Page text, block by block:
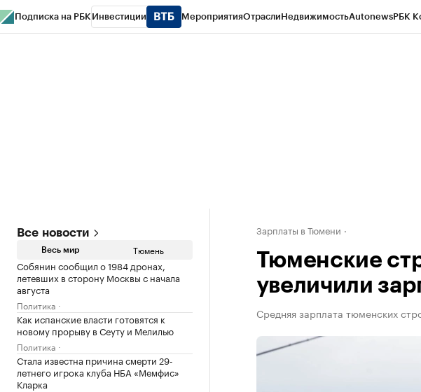
Подписка на РБК Инвестиции МероприятияОтраслиНедвижимостьAutonewsРБК
Все новости
Весь мир Тюмень
Собянин сообщил о 1984 дронах,
летевших в сторону Москвы с начала
августа
Политика
Как испанские власти готовятся к
новому прорыву в Сеуту и Мелилью
Политика
Стала известна причина смерти 29-
летнего игрока клуба НБА «Мемфис»
Кларка
Зарплаты в Тюмени
Тюменские
увеличили
Средняя зарплата тюменских